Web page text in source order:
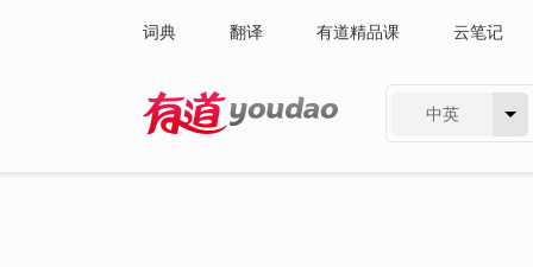
词典 翻译 有道精品课 云笔记
中英